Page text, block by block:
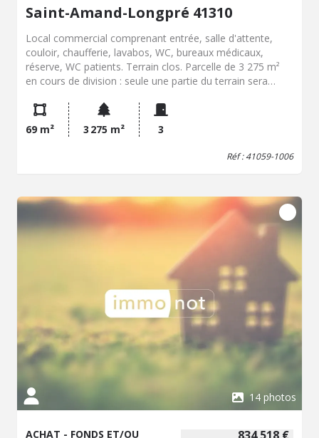
Saint-Amand-Longpré 41310
Local commercial comprenant entrée, salle d'attente,
couloir, chaufferie, lavabos, WC, bureaux médicaux,
réserve, WC patients. Terrain clos. Parcelle de 3 275 m²
en cours de division : seule une partie du terrain sera
souhaits du futur acquéreur et en accord avec les
vendeurs.
69 m² 3 275 m² 3
Réf : 41059-1006
14 photos
ACHAT - FONDS ET/OU